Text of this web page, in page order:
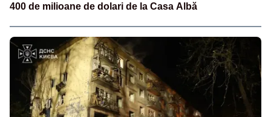
400 de milioane de dolari de la Casa Albă